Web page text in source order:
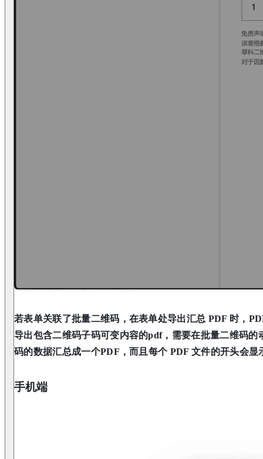
若表单关联了批量二维码，在表单处导出汇总 PDF 时，
导出包含二维码子码可变内容的pdf，需要在批量二维码
码的数据汇总成一个PDF，而且每个 PDF 文件的开头会显
手机端